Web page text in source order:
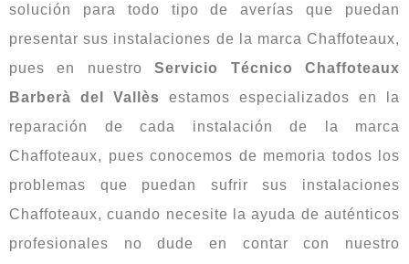
solución para todo tipo de averías que puedan
presentar sus instalaciones de la marca Chaffoteaux,
pues en nuestroServicio Técnico Chaffoteaux
Barberà del Vallès estamos especializados en la
reparación de cada instalación de la marca
Chaffoteaux, pues conocemos de memoria todos los
problemas que puedan sufrir sus instalaciones
Chaffoteaux, cuando necesite la ayuda de auténticos
profesionales no dude en contar con nuestro